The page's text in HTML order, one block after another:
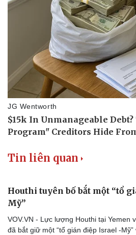
Thông tin doanh nghiệp
Doanh nghiệp 24h
Doanh nhân
Vì cộng đồng
Tin liên quan
Houthi tuyên bố bắt một “tổ
Mỹ”
VOV.VN - Lực lượng Houthi tại Yemen
đã bắt giữ một “tổ gián điệp Israel -